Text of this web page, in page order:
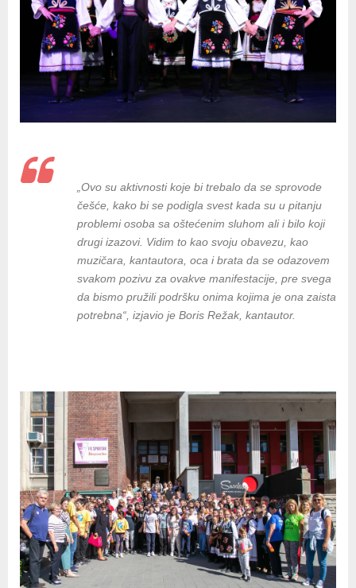
„Ovo su aktivnosti koje bi trebalo da se sprovode
češće, kako bi se podigla svest kada su u pitanju
problemi osoba sa oštećenim sluhom ali i bilo koji
drugi izazovi. Vidim to kao svoju obavezu, kao
muzičara, kantautora, oca i brata da se odazovem
svakom pozivu za ovakve manifestacije, pre svega
da bismo pružili podršku onima kojima je ona zaista
potrebna“, izjavio je Boris Režak, kantautor.